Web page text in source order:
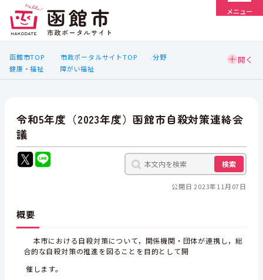
メニュー
函館市TOP 市政ポータルサイトTOP
分野
健康・福祉
障がい福祉
令和5年度（2023年度）函館市自殺対策連絡会
議
検索
公開日 2023年11月07日
概要
本市における自殺対策について，関係機関・団体が連携し，総
合的な自殺対策の推進を図ることを目的として開
催 します。